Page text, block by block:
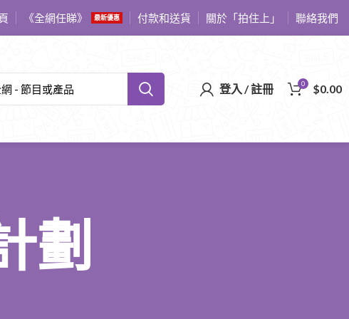
《全網任睇》 最新優惠 付款和送貨 關於「拍住上」 聯絡我們
登入 / 註冊 0 $0.00
劃